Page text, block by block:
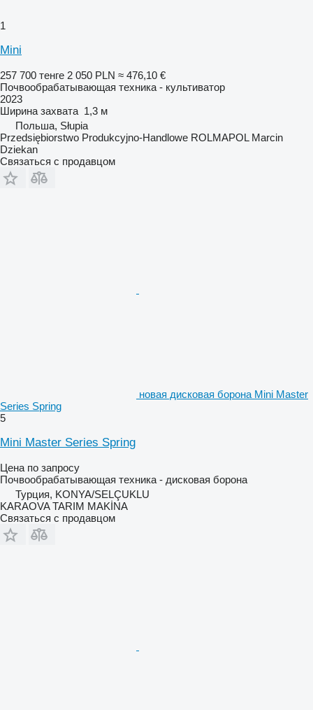
1
Mini
257 700 тенге 2 050 PLN ≈ 476,10 €
Почвообрабатывающая техника - культиватор
2023
Ширина захвата 1,3 м
Польша, Słupia
Przedsiębiorstwo Produkcyjno-Handlowe ROLMAPOL Marcin
Dziekan
Связаться с продавцом
новая дисковая борона Mini Master
Series Spring
5
Mini Master Series Spring
Цена по запросу
Почвообрабатывающая техника - дисковая борона
Турция, KONYA/SELÇUKLU
KARAOVA TARIM MAKİNA
Связаться с продавцом